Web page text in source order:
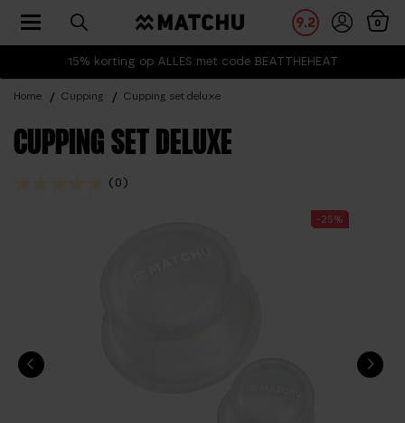
15% korting op ALLES met code BEATTHEHEAT
9.2 0
Toggle navigation
Home Cupping Cupping set deluxe
CUPPING SET DELUXE
(0)
-25%